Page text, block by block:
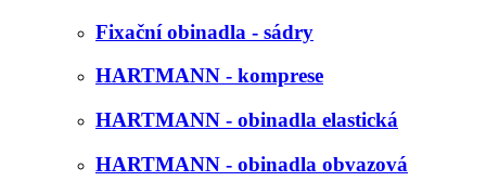
Fixační obinadla - sádry
HARTMANN - komprese
HARTMANN - obinadla elastická
HARTMANN - obinadla obvazová